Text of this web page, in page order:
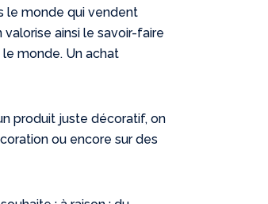
le monde qui vendent
ainsi le savoir-faire
monde. Un achat
produit juste décoratif, on
ou encore sur des